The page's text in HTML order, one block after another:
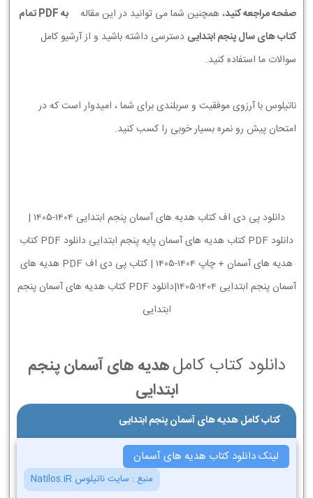
صفحه مراجعه کنید، همچنین شما می توانید در این مقاله
به PDF تمام
کتاب های سال پنجم ابتدایی دسترسی داشته باشید و از آرشیو کامل
سوالات ما استفاده کنید.
ناتیلوس با آرزوی موفقیت و سربلندی برای شما ، امیدوار است که در
امتحان پیش رو نمره بسیار خوبی را کسب کنید.
دانلود پی دی اف کتاب هدیه های آسمان پنجم ابتدایی 1404-1405 |
دانلود PDF کتاب هدیه های آسمان پایه پنجم ابتدایی دانلود PDF کتاب
هدیه های آسمان + چاپ 1404-1405 | کتاب پی دی اف PDF هدیه های
آسمان پنجم ابتدایی 1404-1405|دانلود PDF کتاب هدیه های آسمان پنجم
ابتدایی
دانلود کتاب کاملهدیه های آسمان پنجم
ابتدایی
کتاب کامل هدیه های آسمان پنجم ابتدایی
لینک دانلود کتاب هدیه های آسمان
منبع : سایت ناتیلوس Natilos.iR